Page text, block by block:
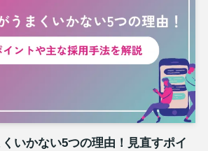
いかない5つの理由！見直すポイ